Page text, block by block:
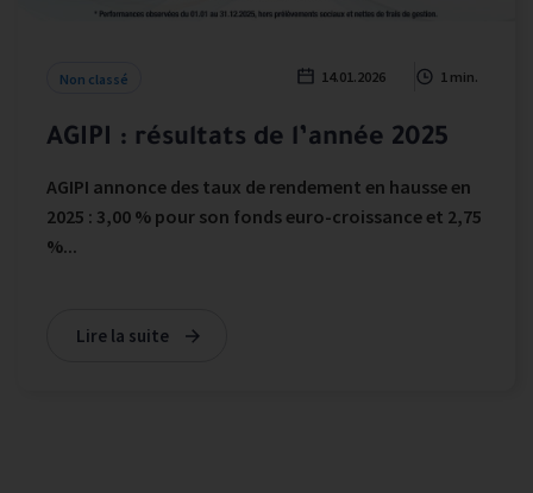
Non classé 14.01.2026 1 min.
AGIPI : résultats de l’année 2025
AGIPI annonce des taux de rendement en hausse en
2025 : 3,00 % pour son fonds euro-croissance et 2,75
%...
Lire la suite